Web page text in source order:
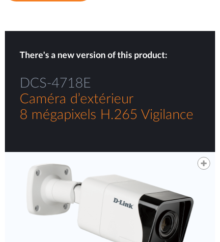
There's a new version of this product:
DCS-4718E
Caméra d’extérieur
8 mégapixels H.265 Vigilance